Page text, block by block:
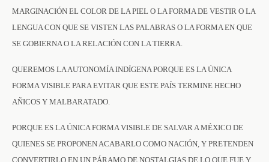
MARGINACIÓN EL COLOR DE LA PIEL O LA FORMA DE VESTIR O LA
LENGUA CON QUE SE VISTEN LAS PALABRAS O LA FORMA EN QUE
SE GOBIERNA O LA RELACIÓN CON LA TIERRA.
QUEREMOS LA AUTONOMÍA INDÍGENA PORQUE ES LA ÚNICA
FORMA VISIBLE PARA EVITAR QUE ESTE PAÍS TERMINE HECHO
AÑICOS Y MALBARATADO.
PORQUE ES LA ÚNICA FORMA VISIBLE DE SALVAR A MÉXICO DE
QUIENES SE PROPONEN ACABARLO COMO NACIÓN, Y PRETENDEN
CONVERTIRLO EN UN PÁRAMO DE NOSTALGIAS DE LO QUE FUE Y